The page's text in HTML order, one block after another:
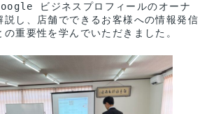
ビジネスプロフィールのオーナ
説し、店舗でできるお客様への情報発信
重要性を学んでいただきました。